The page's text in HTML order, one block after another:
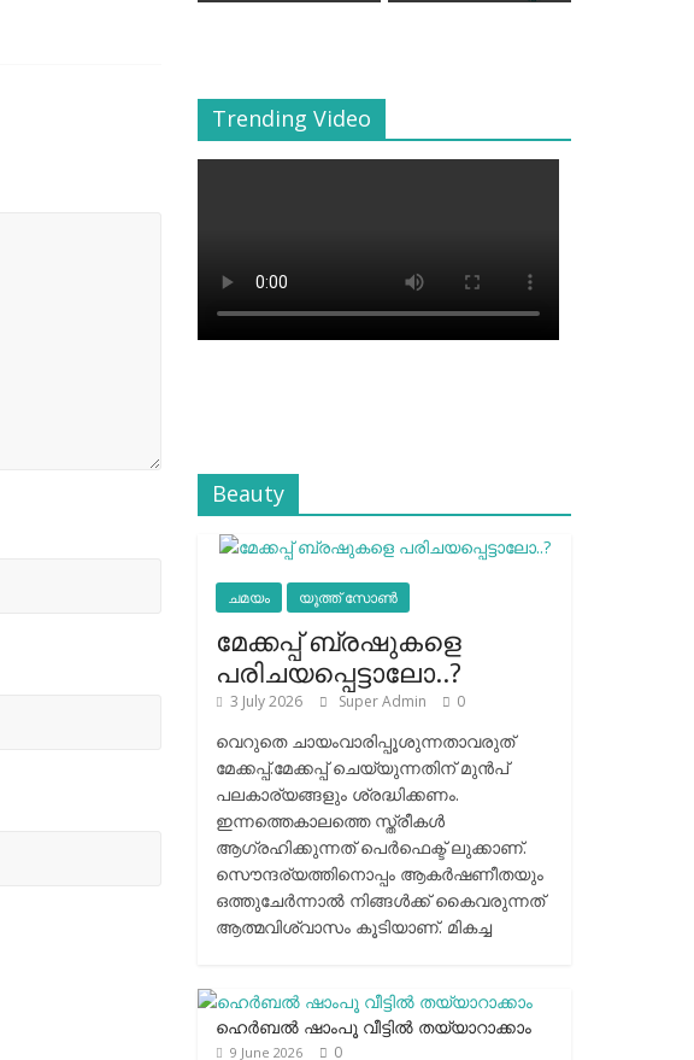
Trending Video
Beauty
ചമയം യൂത്ത് സോൺ
മേക്കപ്പ് ബ്രഷുകളെ
പരിചയപ്പെട്ടാലോ..?
3 July 2026 Super Admin 0
വെറുതെ ചായംവാരിപ്പൂശുന്നതാവരുത്
മേക്കപ്പ്.മേക്കപ്പ് ചെയ്യുന്നതിന് മുന്‍പ്
പലകാര്യങ്ങളും ശ്രദ്ധിക്കണം.
ഇന്നത്തെകാലത്തെ സ്ത്രീകള്‍
ആഗ്രഹിക്കുന്നത് പെര്‍ഫെക്ട് ലുക്കാണ്.
സൌന്ദര്യത്തിനൊപ്പം ആകര്‍ഷണീതയും
ഒത്തുചേര്‍ന്നാല്‍ നിങ്ങള്‍ക്ക് കൈവരുന്നത്
ആത്മവിശ്വാസം കൂടിയാണ്. മികച്ച
ഹെര്‍ബല്‍ ഷാംപൂ വീട്ടില്‍ തയ്യാറാക്കാം
9 June 2026 0